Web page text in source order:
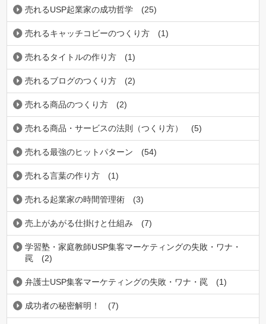
売れるUSP起業家の成功哲学 (25)
売れるキャッチコビーのつくり方 (1)
売れるタイトルの作り方 (1)
売れるブログのつくり方 (2)
売れる商品のつくり方 (2)
売れる商品・サービスの法則（つくり方） (5)
売れる最強のヒットパターン (54)
売れる言葉の作り方 (1)
売れる起業家の時間管理術 (3)
売上があがる仕掛けと仕組み (7)
学習塾・家庭教師USP集客マーケティングの失敗・ワナ・
罠
(2)
弁護士USP集客マーケティングの失敗・ワナ・罠 (1)
成功者の秘密解明！ (7)